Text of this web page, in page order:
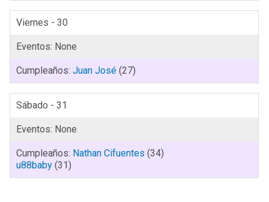
Viernes - 30
Juan José (27)
Sábado - 31
Nathan Cifuentes (34)
u88baby (31)